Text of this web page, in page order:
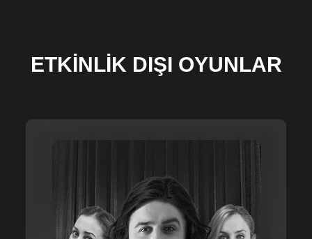
ETKİNLİK DIŞI OYUNLAR